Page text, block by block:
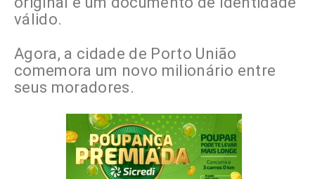
válido.
Agora, a cidade de Porto União
comemora um novo milionário entre
seus moradores.